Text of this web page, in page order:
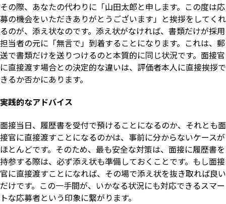
その際、あなたの代わりに「山田太郎と申します。この度は応
募の機会をいただきありがとうございます」と挨拶をしてくれ
るのが、添え状なのです。添え状がなければ、書類だけが採用
担当者の元に「無言で」到着することになります。これは、郵
送で書類だけを送りつけるのと本質的に同じ状況です。面接官
に直接渡す場合との決定的な違いは、評価者本人に直接挨拶で
きるか否かにあります。
実践的なアドバイス
面接当日、履歴書を受付で預けることになるのか、それとも面
接官に直接渡すことになるのかは、事前に分からないケースが
ほとんどです。そのため、最も安全な対策は、面接に履歴書を
持参する際は、必ず添え状も準備しておくことです。もし面接
官に直接渡すことになれば、その場で添え状を抜き取れば良い
だけです。この一手間が、いかなる状況にも対応できるスマー
トな応募者という印象に繋がります。